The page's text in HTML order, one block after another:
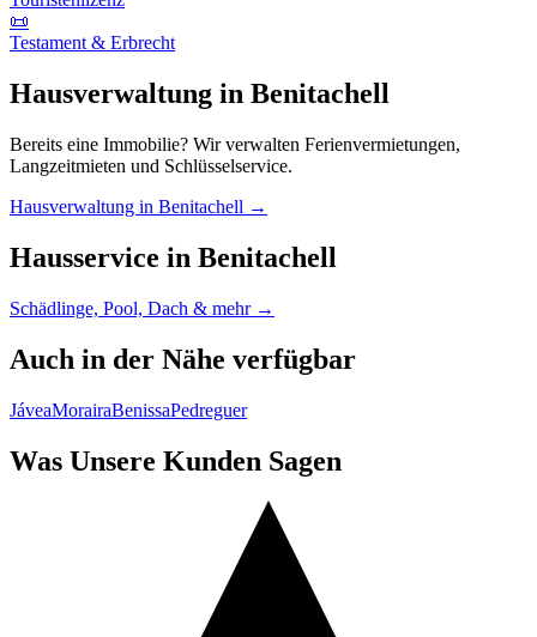
📜
Testament & Erbrecht
Hausverwaltung in Benitachell
Bereits eine Immobilie? Wir verwalten Ferienvermietungen,
Langzeitmieten und Schlüsselservice.
Hausverwaltung in Benitachell →
Hausservice in Benitachell
Schädlinge, Pool, Dach & mehr →
Auch in der Nähe verfügbar
JáveaMorairaBenissaPedreguer
Was Unsere Kunden Sagen